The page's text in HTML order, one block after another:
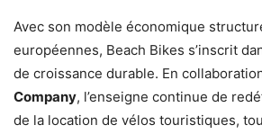
Avec son modèle économique
européennes, Beach Bikes s’inscrit
de croissance durable. En
Company, l’enseigne continue de
de la location de vélos touristiques,